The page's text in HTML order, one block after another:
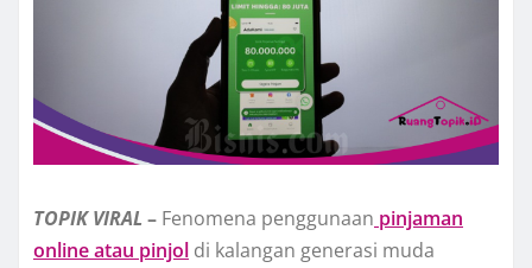
TOPIK VIRAL – Fenomena penggunaan pinjaman
online atau pinjol di kalangan generasi muda